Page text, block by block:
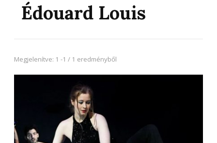
Édouard Louis
Megjelenítve: 1 -1 / 1 eredményből